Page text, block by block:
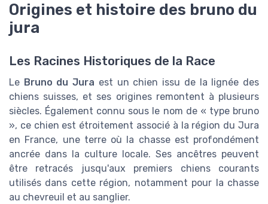
Origines et histoire des bruno du
jura
Les Racines Historiques de la Race
Le Bruno du Jura est un chien issu de la lignée des
chiens suisses, et ses origines remontent à plusieurs
siècles. Également connu sous le nom de « type bruno
», ce chien est étroitement associé à la région du Jura
en France, une terre où la chasse est profondément
ancrée dans la culture locale. Ses ancêtres peuvent
être retracés jusqu'aux premiers chiens courants
utilisés dans cette région, notamment pour la chasse
au chevreuil et au sanglier.